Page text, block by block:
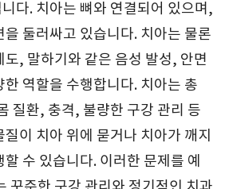
다. 치아는 뼈와 연결되어 있으며,
을 둘러싸고 있습니다. 치아는 물론
도, 말하기와 같은 음성 발성, 안면
한 역할을 수행합니다. 치아는 총
질환, 충격, 불량한 구강 관리 등
이 치아 위에 묻거나 치아가 깨지
수 있습니다. 이러한 문제를 예